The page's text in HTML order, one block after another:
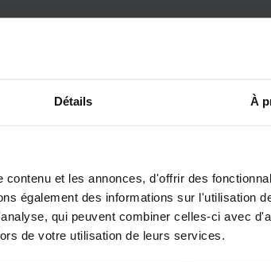
Détails À
et les annonces, d'offrir des
également des informations sur l'utilisation
qui peuvent combiner celles-ci avec
de votre utilisation de leurs services.